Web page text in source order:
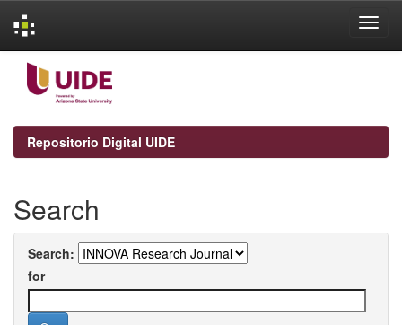
navigation
Repositorio Digital UIDE
Search
Search:
for